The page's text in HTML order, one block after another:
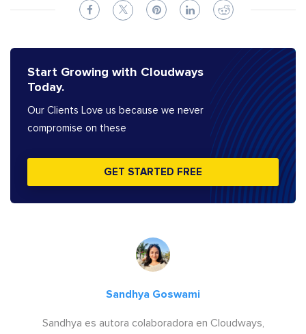
Start Growing with Cloudways
Today.
Our Clients Love us because we never
compromise on these
GET STARTED FREE
Sandhya Goswami
Sandhya es autora colaboradora en Cloudways,